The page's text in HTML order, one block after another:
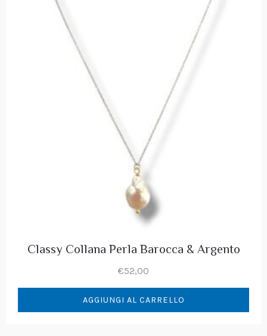
Classy Collana Perla Barocca & Argento
€52,00
AGGIUNGI AL CARRELLO